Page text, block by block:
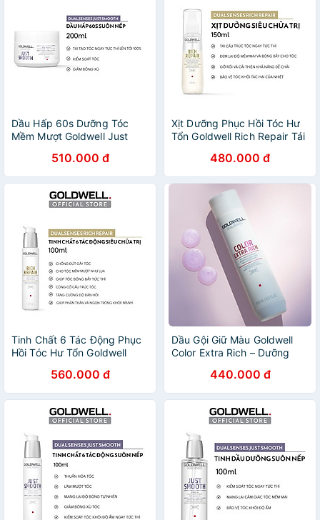
Dầu Hấp 60s Dưỡng Tóc
Mềm Mượt Goldwell Just
Rối, Bóng Khỏe Tức Thì
510.000 đ
Xịt Dưỡng Phục Hồi Tóc Hư
Tổn Goldwell Rich Repair Tái
Khỏe Tự Nhiên480.000 đ
Tinh Chất 6 Tác Động Phục
Hồi Tóc Hư Tổn Goldwell
Mượt, Chắc Khỏe
560.000 đ
Dầu Gội Giữ Màu Goldwell
Color Extra Rich – Dưỡng
440.000 đ